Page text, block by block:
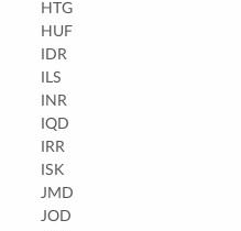
HTG
HUF
IDR
ILS
INR
IQD
IRR
ISK
JMD
JOD